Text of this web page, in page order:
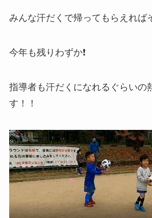
みんな汗だくで帰ってもらえれば
今年も残りわずか❗
指導者も汗だくになれるぐらいの
す！！